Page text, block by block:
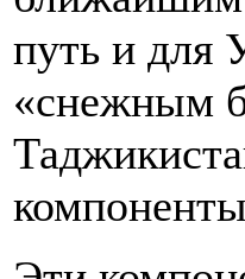
путь и для
«снежным